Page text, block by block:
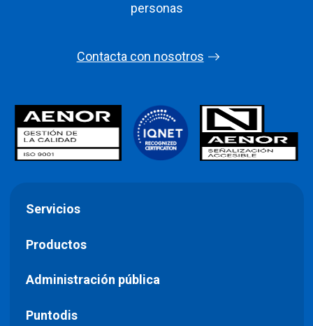
personas
Contacta con nosotros
Servicios
Productos
Administración pública
Puntodis